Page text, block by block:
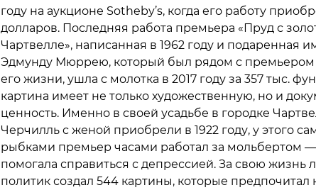
году на аукционе Sotheby’s, когда его работу
долларов. Последняя работа премьера «Пруд с
Чартвелле», написанная в 1962 году и подаренная
Эдмунду Мюррею, который был рядом с премьером
его жизни, ушла с молотка в 2017 году за 357 тыс.
картина имеет не только художественную, но и
ценность. Именно в своей усадьбе в городке
Черчилль с женой приобрели в 1922 году, у этого
рыбками премьер часами работал за мольбертом
помогала справиться с депрессией. За свою жизнь
политик создал 544 картины, которые предпочитал